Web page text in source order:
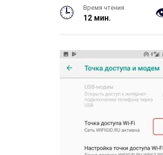
Время чтения
12 мин.